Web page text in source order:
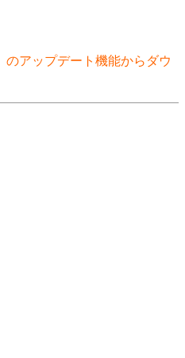
アップデート機能からダウ